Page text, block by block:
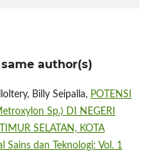
author(s)
Billy Seipalla, POTENSI
Sp.) DI NEGERI
SELATAN, KOTA
Sains dan Teknologi: Vol. 1